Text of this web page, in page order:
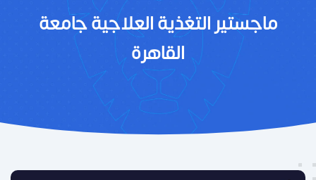
ماجستير التغذية العلاجية جامعة
القاهرة